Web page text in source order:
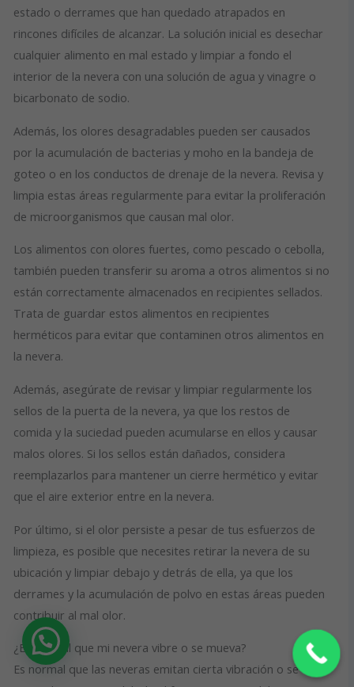
estado o derrames que han quedado atrapados en
rincones difíciles de alcanzar. La solución inicial es desechar
cualquier alimento en mal estado y limpiar a fondo el
interior de la nevera con una solución de agua y vinagre o
bicarbonato de sodio.
Además, los olores desagradables pueden ser causados
por la acumulación de bacterias y moho en la bandeja de
goteo o en los conductos de drenaje de la nevera. Revisa y
limpia estas áreas regularmente para evitar la proliferación
de microorganismos que causan mal olor.
Los alimentos con olores fuertes, como pescado o cebolla,
también pueden transferir su aroma a otros alimentos si no
están correctamente almacenados en recipientes sellados.
Trata de guardar estos alimentos en recipientes
herméticos para evitar que contaminen otros alimentos en
la nevera.
Además, asegúrate de revisar y limpiar regularmente los
sellos de la puerta de la nevera, ya que los restos de
comida y la suciedad pueden acumularse en ellos y causar
malos olores. Si los sellos están dañados, considera
reemplazarlos para mantener un cierre hermético y evitar
que el aire exterior entre en la nevera.
Por último, si el olor persiste a pesar de tus esfuerzos de
limpieza, es posible que necesites retirar la nevera de su
ubicación y limpiar debajo y detrás de ella, ya que los
derrames y la acumulación de polvo en estas áreas pueden
contribuir al mal olor.
¿Es normal que mi nevera vibre o se mueva?
Es normal que las neveras emitan cierta vibración o se
¿Necesitas Ayuda?